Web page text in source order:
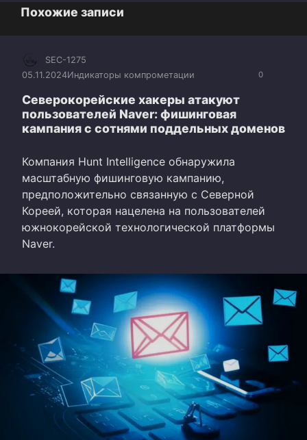
Похожие записи
0
SEC-1275
05.11.2024Индикаторы компрометации
Северокорейские хакеры атакуют
пользователей Naver: фишинговая
кампания с сотнями поддельных доменов
Компания Hunt Intelligence обнаружила
масштабную фишинговую кампанию,
предположительно связанную с Северной
Кореей, которая нацелена на пользователей
южнокорейской технологической платформы
Naver.